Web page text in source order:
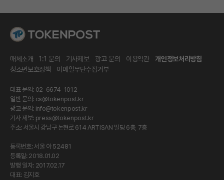
매체소개 1:1 문의 기사제보 광고 문의 이용약관
개인정보처리방침
청소년보호정책
이메일무단수집거부
대표 문의: 02-6674-1012
일반 문의: cs@tokenpost.kr
광고 문의: info@tokenpost.kr
기사 제보: press@tokenpost.kr
주소: 서울시 강남구 논현로 614 ARTISAN 빌딩 6층, 7층
등록번호: 서울 아 52481
등록일: 2018.01.02
발행 일자: 2017.02.17
대표: 김지호